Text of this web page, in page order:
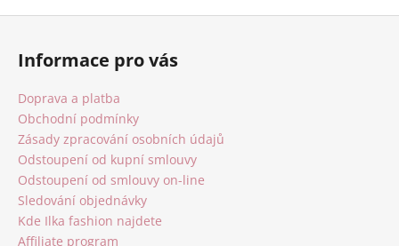
Informace pro vás
Doprava a platba
Obchodní podmínky
Zásady zpracování osobních údajů
Odstoupení od kupní smlouvy
Odstoupení od smlouvy on-line
Sledování objednávky
Kde Ilka fashion najdete
Affiliate program